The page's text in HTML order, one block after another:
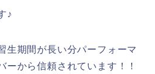
♪
生期間が長い分パーフォーマ
ーから信頼されています！！